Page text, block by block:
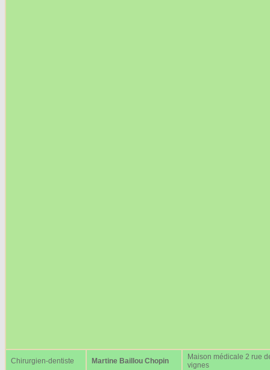
Chirurgien-dentiste Martine Baillou Chopin
Maison médicale 2 rue
vignes